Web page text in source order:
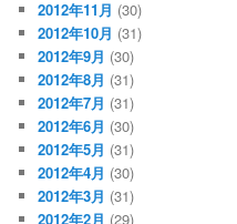
2012年11月 (30)
2012年10月 (31)
2012年9月 (30)
2012年8月 (31)
2012年7月 (31)
2012年6月 (30)
2012年5月 (31)
2012年4月 (30)
2012年3月 (31)
2012年2月 (29)